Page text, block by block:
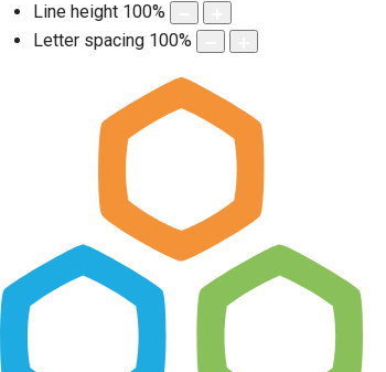
Line height 100%
Letter spacing 100%